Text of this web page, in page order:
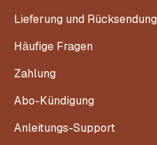
Lieferung und Rücksendung
Häufige Fragen
Zahlung
Abo-Kündigung
Anleitungs-Support